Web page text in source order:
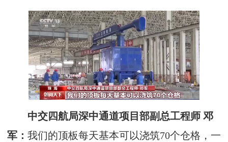
中交四航局深中通道项目部副总工程师 邓
军： 我们的顶板每天基本可以浇筑70个仓格，一